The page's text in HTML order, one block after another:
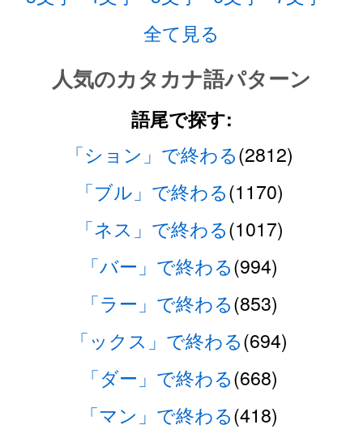
全て見る
人気のカタカナ語パターン
語尾で探す:
「ション」で終わる(2812)
「ブル」で終わる(1170)
「ネス」で終わる(1017)
「バー」で終わる(994)
「ラー」で終わる(853)
「ックス」で終わる(694)
「ダー」で終わる(668)
「マン」で終わる(418)